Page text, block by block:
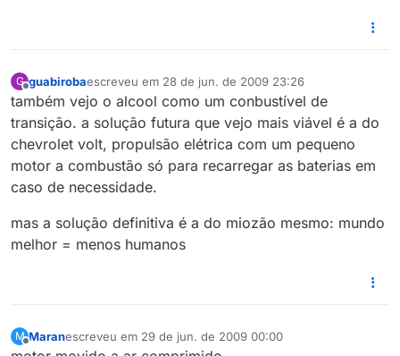
G
Offline
guabirobaescreveu em 28 de jun. de 2009 23:26
última edição por
também vejo o alcool como um conbustível de
transição. a solução futura que vejo mais viável é a do
chevrolet volt, propulsão elétrica com um pequeno
motor a combustão só para recarregar as baterias em
caso de necessidade.
mas a solução definitiva é a do miozão mesmo: mundo
melhor = menos humanos
M
Offline
Maranescreveu em 29 de jun. de 2009 00:00
última edição por